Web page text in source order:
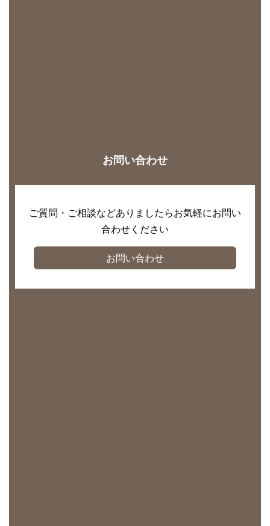
お問い合わせ
ご質問・ご相談などありましたらお気軽にお問い
合わせください
お問い合わせ